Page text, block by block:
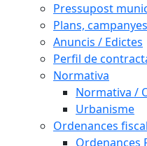
Pressupost
Plans,
Anuncis / Edictes
Perfil de
Normativa
Normativa /
Urbanisme
Ordenances
Ordenances